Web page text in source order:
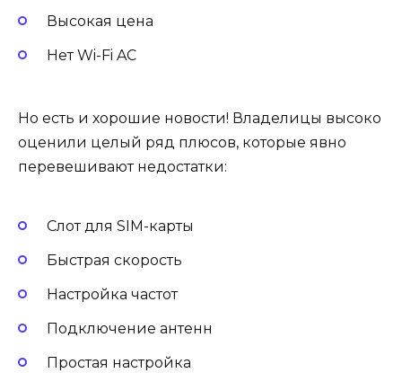
Высокая цена
Нет Wi-Fi AC
Но есть и хорошие новости! Владелицы высоко
оценили целый ряд плюсов, которые явно
перевешивают недостатки:
Слот для SIM-карты
Быстрая скорость
Настройка частот
Подключение антенн
Простая настройка